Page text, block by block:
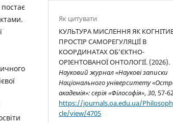
Як цитувати
КУЛЬТУРА МИСЛЕННЯ ЯК
ПРОСТІР САМОРЕГУЛЯЦІЇ В
КООРДИНАТАХ ОБ’ЄКТНО-
ОРІЄНТОВАНОЇ ОНТОЛОГІЇ. (2026).
Науковий журнал «Наукові записки
Національного університету
академія»: серія «Філософія»,30, 57-
https://journals.oa.edu.ua/
cle/view/4705